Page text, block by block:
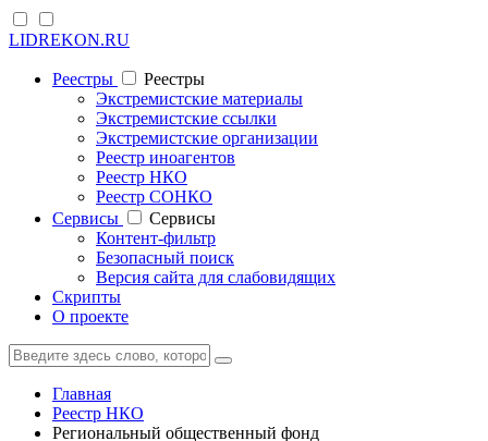
LIDREKON.RU
Реестры
Реестры
Экстремистские материалы
Экстремистские ссылки
Экстремистские организации
Реестр иноагентов
Реестр НКО
Реестр СОНКО
Cервисы
Cервисы
Контент-фильтр
Безопасный поиск
Версия сайта для слабовидящих
Скрипты
О проекте
Главная
Реестр НКО
Региональный общественный фонд